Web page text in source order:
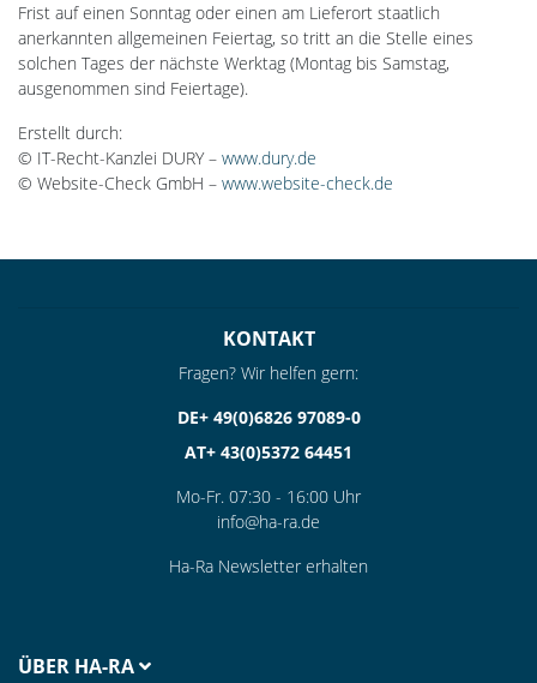
Frist auf einen Sonntag oder einen am Lieferort staatlich
anerkannten allgemeinen Feiertag, so tritt an die Stelle eines
solchen Tages der nächste Werktag (Montag bis Samstag,
ausgenommen sind Feiertage).
Erstellt durch:
© IT-Recht-Kanzlei DURY – www.dury.de
© Website-Check GmbH – www.website-check.de
KONTAKT
Fragen? Wir helfen gern:
DE+ 49(0)6826 97089-0
AT+ 43(0)5372 64451
Mo-Fr. 07:30 - 16:00 Uhr
info@ha-ra.de
Ha-Ra Newsletter erhalten
ÜBER HA-RA